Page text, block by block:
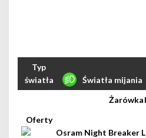
Światła mijania